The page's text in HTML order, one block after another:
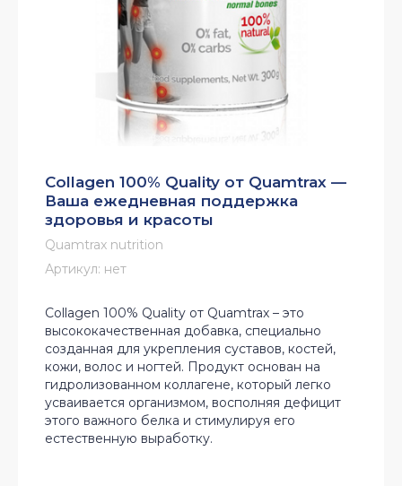
Collagen 100% Quality от Quamtrax —
Ваша ежедневная поддержка
здоровья и красоты
Quamtrax nutrition
Артикул: нет
Collagen 100% Quality от Quamtrax – это
высококачественная добавка, специально
созданная для укрепления суставов, костей,
кожи, волос и ногтей. Продукт основан на
гидролизованном коллагене, который легко
усваивается организмом, восполняя дефицит
этого важного белка и стимулируя его
естественную выработку.